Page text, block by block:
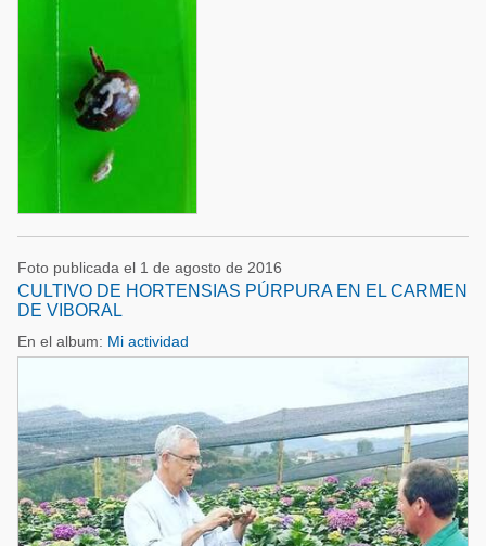
Foto publicada el 1 de agosto de 2016
CULTIVO DE HORTENSIAS PÚRPURA EN EL CARMEN
DE VIBORAL
En el album: Mi actividad